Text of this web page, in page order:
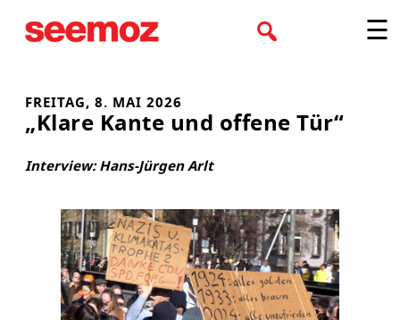
Inhalt
☰
FREITAG, 8. MAI 2026
„Klare Kante und offene Tür“
Interview: Hans-Jürgen Arlt